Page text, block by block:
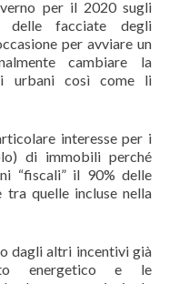
per il 2020 sugli
delle facciate degli
per avviare un
cambiare la
urbani così come li
interesse per i
di immobili perché
“fiscali” il 90% delle
tra quelle incluse nella
dagli altri incentivi già
energetico e le